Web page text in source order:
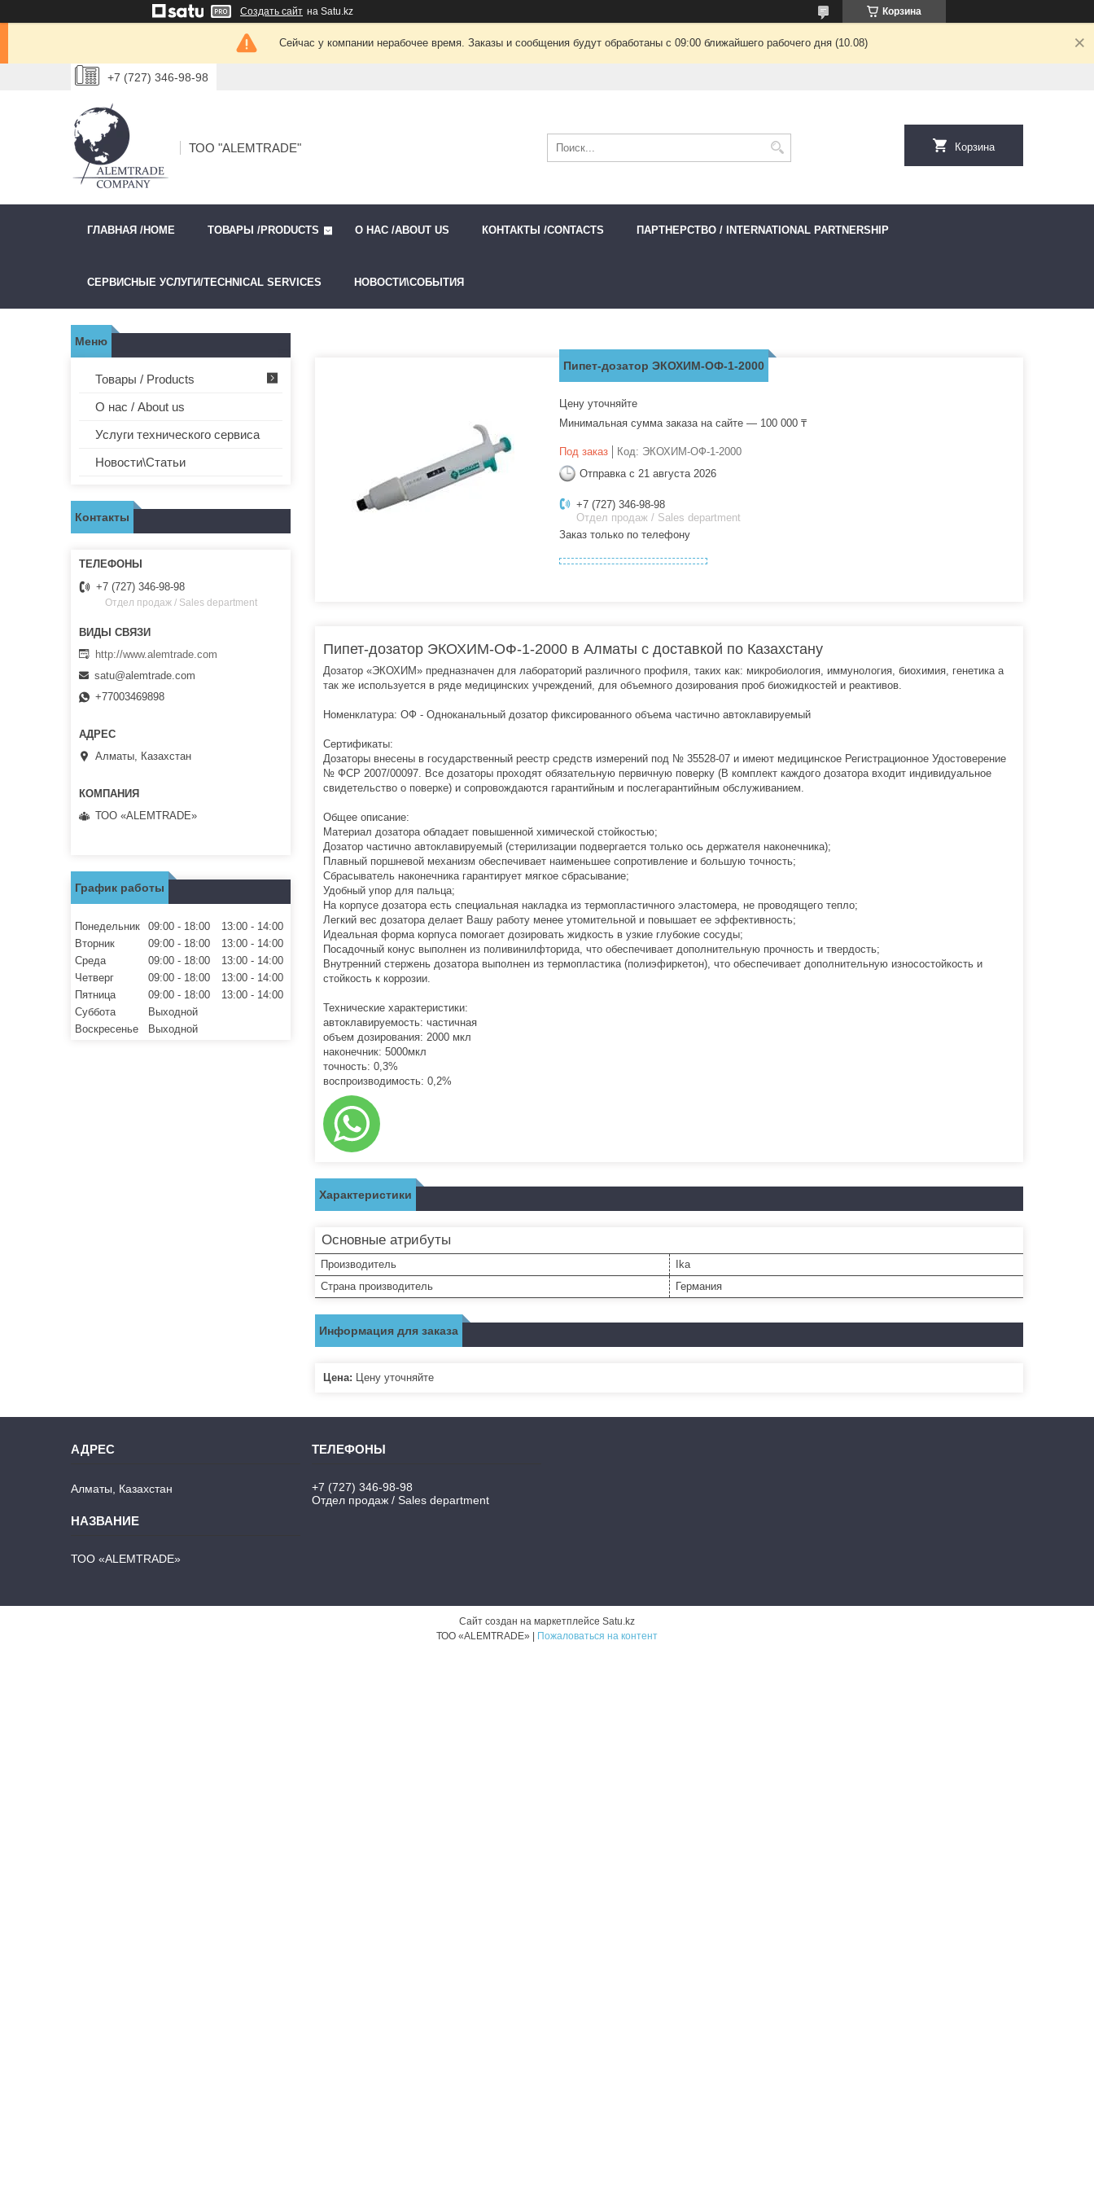
Создать сайт на Satu.kz Корзина
Сейчас у компании нерабочее время. Заказы и сообщения будут обработаны с 09:00 ближайшего рабочего дня (10.08)
+7 (727) 346-98-98
ТОО "ALEMTRADE" Корзина
ГЛАВНАЯ /HOME ТОВАРЫ /PRODUCTS О НАС /ABOUT US КОНТАКТЫ /CONTACTS ПАРТНЕРСТВО / INTERNATIONAL PARTNERSHIP
СЕРВИСНЫЕ УСЛУГИ/TECHNICAL SERVICES НОВОСТИ\СОБЫТИЯ
Пипет-дозатор ЭКОХИМ-ОФ-1-2000
Цену уточняйте
Минимальная сумма заказа на сайте — 100 000 ₸
Под заказ Код: ЭКОХИМ-ОФ-1-2000
Отправка с 21 августа 2026
+7 (727) 346-98-98
Отдел продаж / Sales department
Заказ только по телефону
Пипет-дозатор ЭКОХИМ-ОФ-1-2000 в Алматы с доставкой по Казахстану
Дозатор «ЭКОХИМ» предназначен для лабораторий различного профиля, таких как: микробиология, иммунология, биохимия, генетика а
так же используется в ряде медицинских учреждений, для объемного дозирования проб биожидкостей и реактивов.
Номенклатура: ОФ - Одноканальный дозатор фиксированного объема частично автоклавируемый
Сертификаты:
Дозаторы внесены в государственный реестр средств измерений под № 35528-07 и имеют медицинское Регистрационное Удостоверение
№ ФСР 2007/00097. Все дозаторы проходят обязательную первичную поверку (В комплект каждого дозатора входит индивидуальное
свидетельство о поверке) и сопровождаются гарантийным и послегарантийным обслуживанием.
Общее описание:
Материал дозатора обладает повышенной химической стойкостью;
Дозатор частично автоклавируемый (стерилизации подвергается только ось держателя наконечника);
Плавный поршневой механизм обеспечивает наименьшее сопротивление и большую точность;
Сбрасыватель наконечника гарантирует мягкое сбрасывание;
Удобный упор для пальца;
На корпусе дозатора есть специальная накладка из термопластичного эластомера, не проводящего тепло;
Легкий вес дозатора делает Вашу работу менее утомительной и повышает ее эффективность;
Идеальная форма корпуса помогает дозировать жидкость в узкие глубокие сосуды;
Посадочный конус выполнен из поливинилфторида, что обеспечивает дополнительную прочность и твердость;
Внутренний стержень дозатора выполнен из термопластика (полиэфиркетон), что обеспечивает дополнительную износостойкость и
стойкость к коррозии.
Технические характеристики:
автоклавируемость: частичная
объем дозирования: 2000 мкл
наконечник: 5000мкл
точность: 0,3%
воспроизводимость: 0,2%
Характеристики
Основные атрибуты
Производитель
Ika
Страна производитель
Германия
Информация для заказа
Цена: Цену уточняйте
Товары / Products
О нас / About us
Услуги технического сервиса
Новости\Статьи
Контакты
+7 (727) 346-98-98
Отдел продаж / Sales department
http://www.alemtrade.com
satu@alemtrade.com
+77003469898
Алматы, Казахстан
ТОО «ALEMTRADE»
График работы
Понедельник 09:00 18:00 13:00
14:00
Вторник
09:00 18:00 13:00
14:00
Среда
09:00 18:00 13:00
14:00
Четверг
09:00 18:00 13:00
14:00
Пятница
09:00 18:00 13:00
14:00
Суббота
Выходной
Воскресенье
Выходной
Алматы, Казахстан
ТОО «ALEMTRADE»
+7 (727) 346-98-98
Отдел продаж / Sales department
Сайт создан на маркетплейсе Satu.kz
ТОО «ALEMTRADE» | Пожаловаться на контент